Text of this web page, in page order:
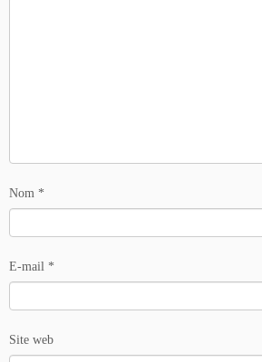
Nom *
E-mail *
Site web